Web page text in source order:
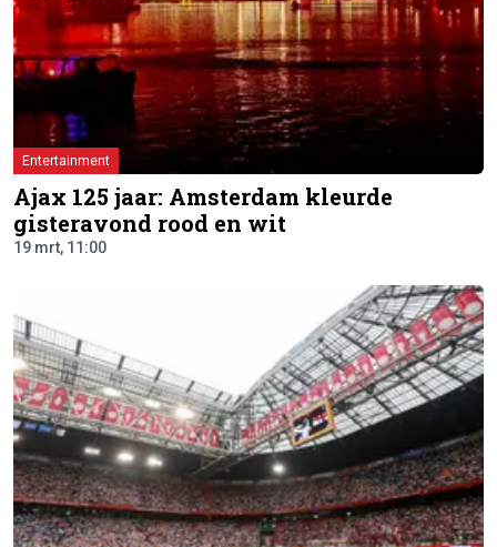
Entertainment
Ajax 125 jaar: Amsterdam kleurde
gisteravond rood en wit
19 mrt, 11:00